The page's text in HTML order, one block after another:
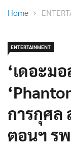
Home
ENTERTAINMENT
‘เดอะม
การกุศล
ตอนฯ ร